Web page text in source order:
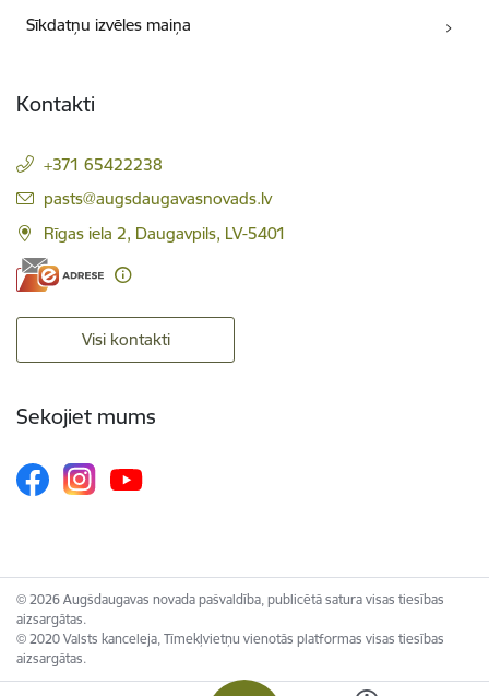
Sīkdatņu izvēles maiņa
Kontakti
+371 65422238
E-pasts:
pasts@augsdaugavasnovads.lv
Rīgas iela 2, Daugavpils, LV-5401
Visi kontakti
Sekojiet mums
© 2026 Augšdaugavas novada pašvaldība, publicētā satura visas tiesības
aizsargātas.
© 2020 Valsts kanceleja, Tīmekļvietņu vienotās platformas visas tiesības
aizsargātas.